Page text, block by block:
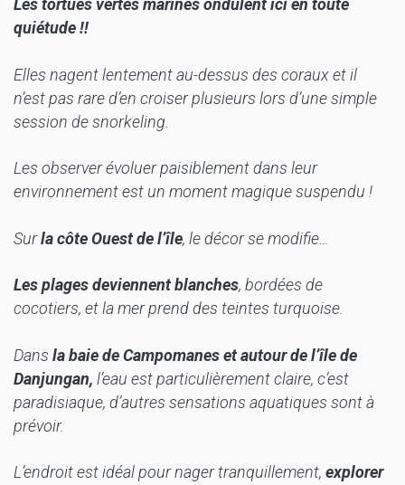
Les tortues vertes marines ondulent ici en toute
quiétude !!
Elles nagent lentement au-dessus des coraux et il
n’est pas rare d’en croiser plusieurs lors d’une simple
session de snorkeling.
Les observer évoluer paisiblement dans leur
environnement est un moment magique suspendu !
Surla côte Ouest de l’île, le décor se modifie…
Les plages deviennent blanches, bordées de
cocotiers, et la mer prend des teintes turquoise.
Dans la baie de Campomanes et autour de l’île de
Danjungan, l’eau est particulièrement claire, c’est
paradisiaque, d’autres sensations aquatiques sont à
prévoir.
L’endroit est idéal pour nager tranquillement, explorer